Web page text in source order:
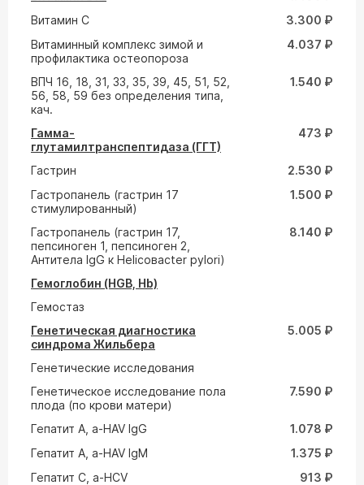
Витамин С
3.300 ₽
Витаминный комплекс зимой и
профилактика остеопороза
4.037 ₽
ВПЧ 16, 18, 31, 33, 35, 39, 45, 51, 52,
56, 58, 59 без определения типа,
кач.
1.540 ₽
Гамма-
глутамилтранспептидаза (ГГТ)
473 ₽
Гастрин
2.530 ₽
Гастропанель (гастрин 17
стимулированный)
1.500 ₽
Гастропанель (гастрин 17,
пепсиноген 1, пепсиноген 2,
Антитела IgG к Helicoвacter pylori)
8.140 ₽
Гемоглобин (HGB, Hb)
Гемостаз
Генетическая диагностика
синдрома Жильбера
5.005 ₽
Генетические исследования
Генетическое исследование пола
плода (по крови матери)
7.590 ₽
Гепатит A, a-HAV IgG
1.078 ₽
Гепатит A, a-HAV IgM
1.375 ₽
Гепатит С, а-HCV
913 ₽